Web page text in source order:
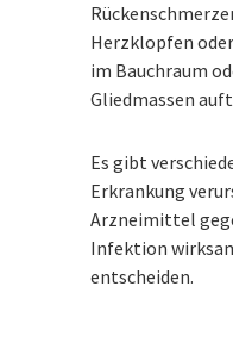
Herzklopfen
im Bauchraum
Gliedmassen
Es gibt
Erkrankung
Arzneimittel
Infektion
entscheiden.